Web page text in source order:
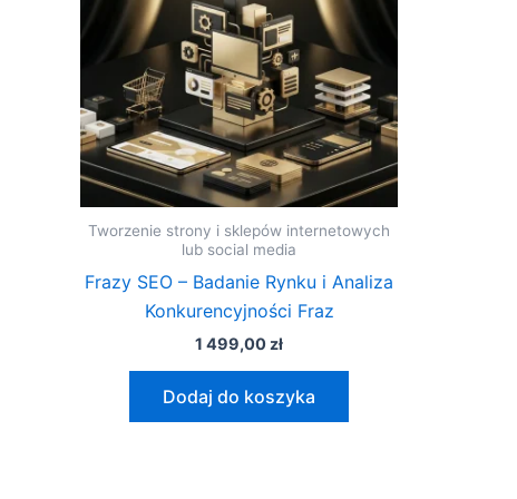
Tworzenie strony i sklepów internetowych
lub social media
Frazy SEO – Badanie Rynku i Analiza
Konkurencyjności Fraz
1 499,00 zł
Dodaj do koszyka